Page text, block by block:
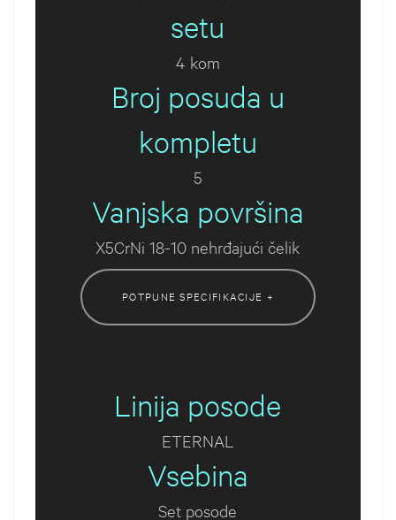
setu
4 kom
Broj posuda u
kompletu
5
Vanjska površina
X5CrNi 18-10 nehrđajući čelik
POTPUNE SPECIFIKACIJE +
Linija posode
ETERNAL
Vsebina
Set posode